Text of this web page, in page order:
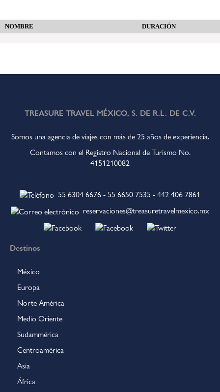
NOMBRE DURACIÓN
TREASURE TRAVEL MÉXICO, S. DE R.L. DE C.V.
Somos una agencia de viajes con más de 25 años de experiencia.
Contamos con el Registro Nacional de Turismo No.
4151210082
55 6304 6676 - 55 6650 7535 - 442 406 7861
reservaciones@treasuretravelmexico.mx
Destinos
México
Europa
Norte América
Medio Oriente
Sudammérica
Centroamérica
Asia
África